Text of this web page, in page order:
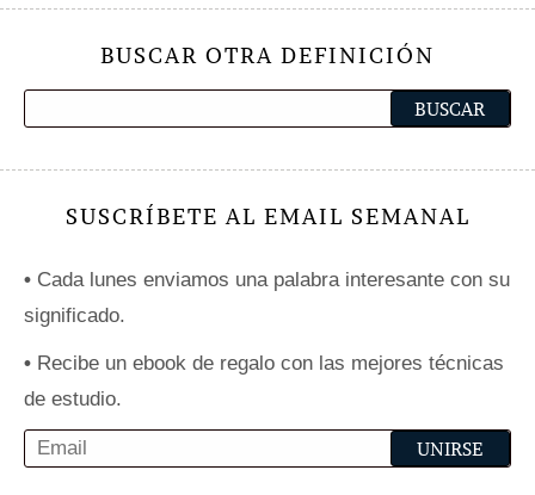
BUSCAR OTRA DEFINICIÓN
SUSCRÍBETE AL EMAIL SEMANAL
• Cada lunes enviamos una palabra interesante con su
significado.
• Recibe un ebook de regalo con las mejores técnicas
de estudio.